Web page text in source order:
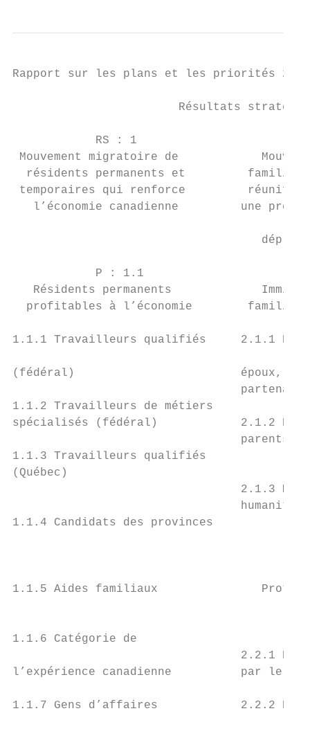
Rapport sur les plans et les priorités
Résultats
RS : 1
Mouvement migratoire de
résidents permanents et
temporaires qui renforce
l’économie canadienne         une
P : 1.1
Résidents permanents
profitables à l’économie
1.1.1 Travailleurs qualifiés     2.1.1
(fédéral)                        époux,
1.1.2 Travailleurs de métiers
spécialisés (fédéral)            2.1.2
parents
1.1.3 Travailleurs qualifiés
(Québec)
2.1.3
1.1.4 Candidats des provinces
1.1.5 Aides familiaux
1.1.6 Catégorie de
2.2.1
l’expérience canadienne
1.1.7 Gens d’affaires            2.2.2